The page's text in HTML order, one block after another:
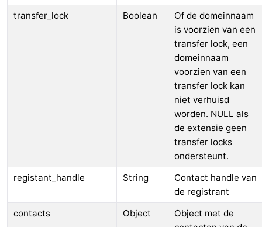
transfer_lock
Boolean
Of de domeinnaam
is voorzien van een
transfer lock, een
domeinnaam
voorzien van een
transfer lock kan
niet verhuisd
worden. NULL als
de extensie geen
transfer locks
ondersteunt.
registant_handle
String
Contact handle van
de registrant
contacts
Object
Object met de